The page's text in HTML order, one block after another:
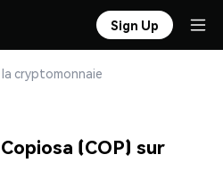
Sign Up
cryptomonnaie
(COP) sur